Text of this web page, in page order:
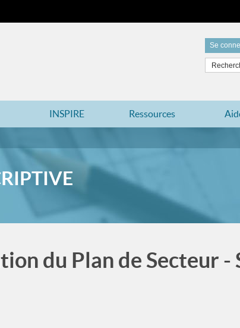
Se
INSPIRE Ressources
du Plan de Secteur -